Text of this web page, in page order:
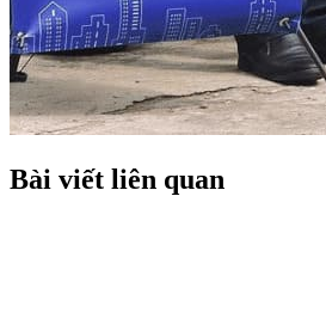
Bài viết liên quan